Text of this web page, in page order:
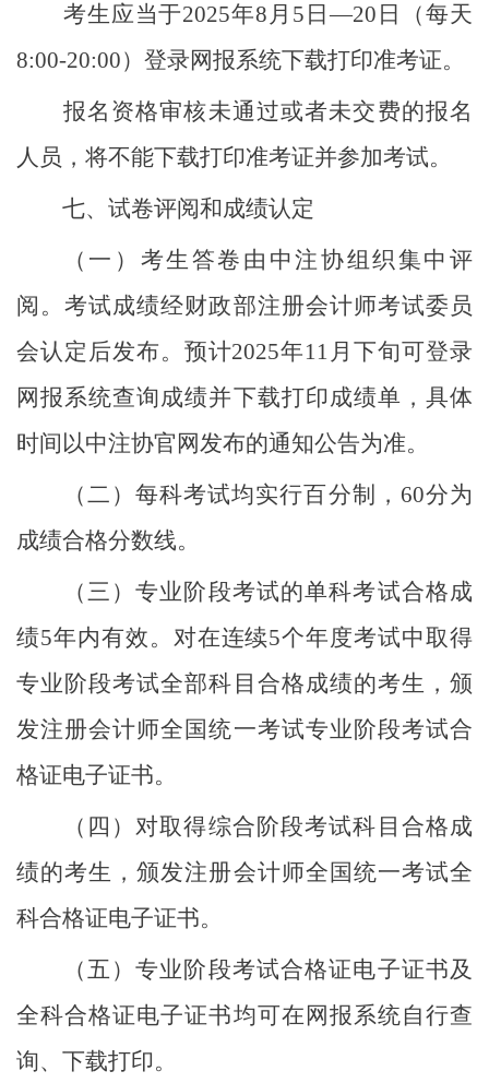
考生应当于2025年8月5日—20日（每天
8:00-20:00）登录网报系统下载打印准考证。
报名资格审核未通过或者未交费的报名
人员，将不能下载打印准考证并参加考试。
七、试卷评阅和成绩认定
（一）考生答卷由中注协组织集中评
阅。考试成绩经财政部注册会计师考试委员
会认定后发布。预计2025年11月下旬可登录
网报系统查询成绩并下载打印成绩单，具体
时间以中注协官网发布的通知公告为准。
（二）每科考试均实行百分制， 60分为
成绩合格分数线。
（三）专业阶段考试的单科考试合格成
绩5年内有效。对在连续5个年度考试中取得
专业阶段考试全部科目合格成绩的考生，颁
发注册会计师全国统一考试专业阶段考试合
格证电子证书。
（四）对取得综合阶段考试科目合格成
绩的考生，颁发注册会计师全国统一考试全
科合格证电子证书。
（五）专业阶段考试合格证电子证书及
全科合格证电子证书均可在网报系统自行查
询、下载打印。